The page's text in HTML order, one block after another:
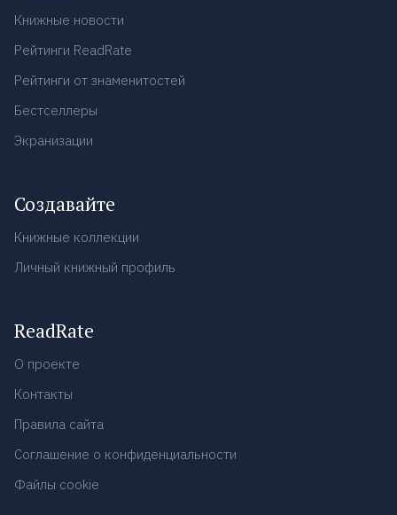
Книжные новости
Рейтинги ReadRate
Рейтинги от знаменитостей
Бестселлеры
Экранизации
Создавайте
Книжные коллекции
Личный книжный профиль
ReadRate
О проекте
Контакты
Правила сайта
Соглашение о конфиденциальности
Файлы cookie